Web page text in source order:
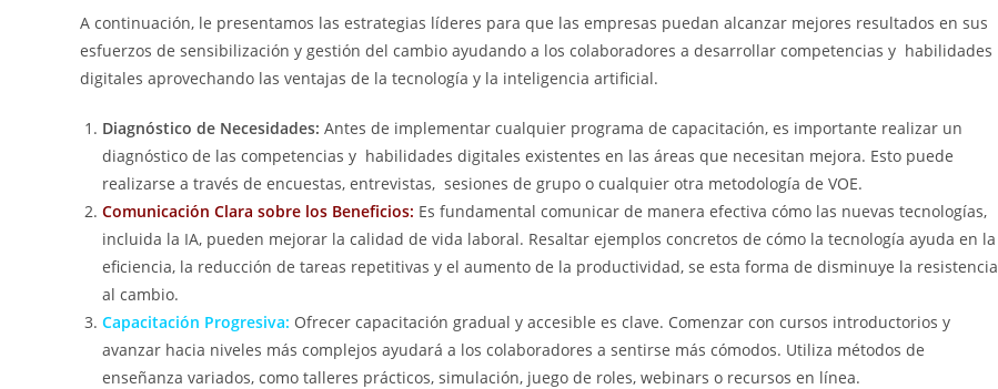
A continuación, le presentamos las estrategias líderes para que las empresas puedan alcanzar mejores resultados en sus
esfuerzos de sensibilización y gestión del cambio ayudando a los colaboradores a desarrollar competencias y habilidades
digitales aprovechando las ventajas de la tecnología y la inteligencia artificial.
Diagnóstico de Necesidades: Antes de implementar cualquier programa de capacitación, es importante realizar un
diagnóstico de las competencias y habilidades digitales existentes en las áreas que necesitan mejora. Esto puede
realizarse a través de encuestas, entrevistas, sesiones de grupo o cualquier otra metodología de VOE.
Comunicación Clara sobre los Beneficios: Es fundamental comunicar de manera efectiva cómo las nuevas tecnologías,
incluida la IA, pueden mejorar la calidad de vida laboral. Resaltar ejemplos concretos de cómo la tecnología ayuda en la
eficiencia, la reducción de tareas repetitivas y el aumento de la productividad, se esta forma de disminuye la resistencia
al cambio.
Capacitación Progresiva: Ofrecer capacitación gradual y accesible es clave. Comenzar con cursos introductorios y
avanzar hacia niveles más complejos ayudará a los colaboradores a sentirse más cómodos. Utiliza métodos de
enseñanza variados, como talleres prácticos, simulación, juego de roles, webinars o recursos en línea.